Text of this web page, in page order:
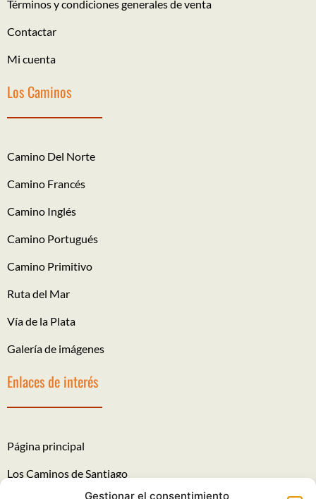
Gestionar el consentimiento
Términos y condiciones generales de venta
Contactar
Mi cuenta
Los Caminos
Camino Del Norte
Camino Francés
Camino Inglés
Camino Portugués
Camino Primitivo
Ruta del Mar
Vía de la Plata
Galería de imágenes
Enlaces de interés
Página principal
Los Caminos de Santiago